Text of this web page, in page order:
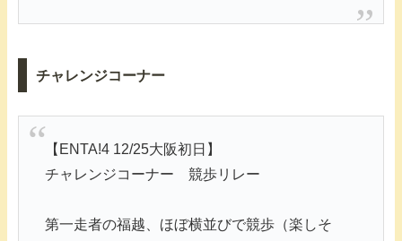
チャレンジコーナー
【ENTA!4 12/25大阪初日】
チャレンジコーナー 競歩リレー
第一走者の福越、ほぼ横並びで競歩（楽しそ